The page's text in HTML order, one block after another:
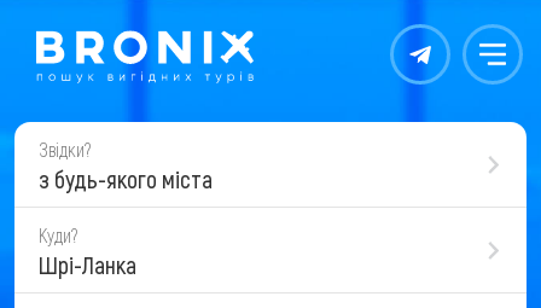
Контакты Меню
Звідки?
з будь-якого міста
Куди?
Шрі-Ланка